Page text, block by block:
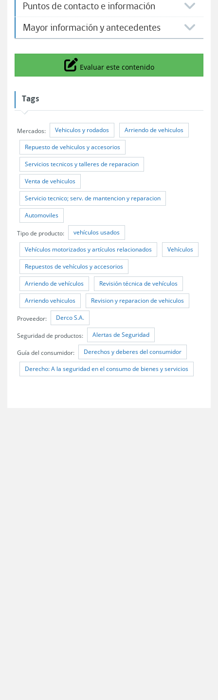
Puntos de contacto e información
Mayor información y antecedentes
Icono
Evaluar este contenido
Tags
Mercados: Vehiculos y rodados Arriendo de vehiculos
Repuesto de vehiculos y accesorios
Servicios tecnicos y talleres de reparacion
Venta de vehiculos
Servicio tecnico; serv. de mantencion y reparacion
Automoviles
Tipo de producto: vehículos usados
Vehículos motorizados y artículos relacionados Vehículos
Repuestos de vehículos y accesorios
Arriendo de vehículos Revisión técnica de vehículos
Arriendo vehiculos Revision y reparacion de vehiculos
Proveedor: Derco S.A.
Seguridad de productos: Alertas de Seguridad
Guía del consumidor: Derechos y deberes del consumidor
Derecho: A la seguridad en el consumo de bienes y servicios